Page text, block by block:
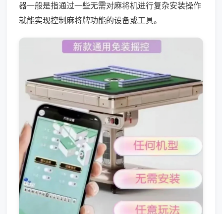
器一般是指通过一些无需对麻将机进行复杂安装操作
就能实现控制麻将牌功能的设备或工具。